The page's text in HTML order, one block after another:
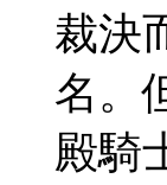
裁決
名。
殿騎